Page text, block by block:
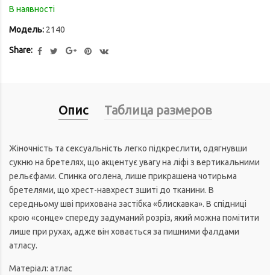
В наявності
Модель: 2140
Share:
Опис Таблица размеров
Жіночність та сексуальність легко підкреслити, одягнувши
сукню на бретелях, що акцентує увагу на ліфі з вертикальними
рельєфами. Спинка оголена, лише прикрашена чотирьма
бретелями, що хрест-навхрест зшиті до тканини. В
середньому шві прихована застібка «блискавка». В спідниці
крою «сонце» спереду задуманий розріз, який можна помітити
лише при рухах, адже він ховається за пишними фалдами
атласу.
Матеріал: атлас